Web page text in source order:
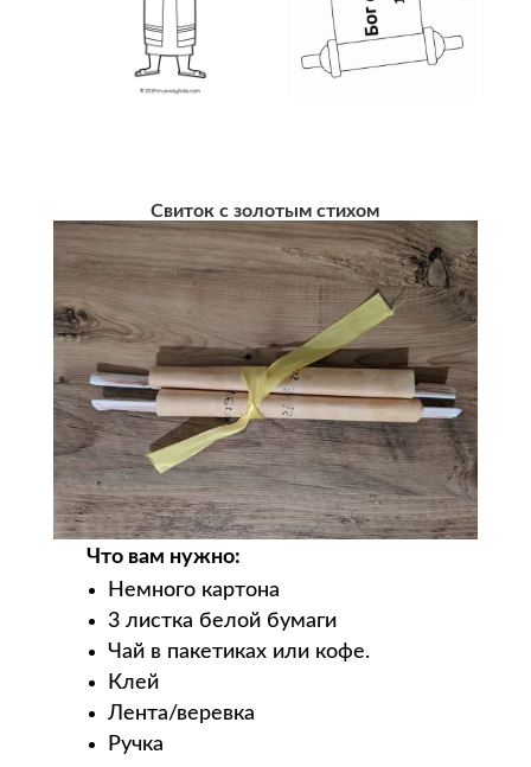
Свиток с золотым стихом
Что вам нужно:
Немного картона
3 листка белой бумаги
Чай в пакетиках или кофе.
Клей
Лента/веревка
Ручка